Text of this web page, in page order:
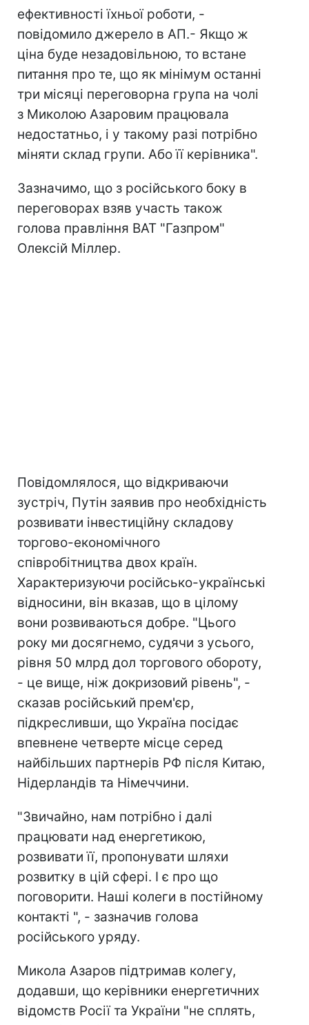
ефективності їхньої роботи, -
повідомило джерело в АП.- Якщо ж
ціна буде незадовільною, то встане
питання про те, що як мінімум останні
три місяці переговорна група на чолі
з Миколою Азаровим працювала
недостатньо, і у такому разі потрібно
міняти склад групи. Або її керівника".
Зазначимо, що з російського боку в
переговорах взяв участь також
голова правління ВАТ "Газпром"
Олексій Міллер.
Повідомлялося, що відкриваючи
зустріч, Путін заявив про необхідність
розвивати інвестиційну складову
торгово-економічного
співробітництва двох країн.
Характеризуючи російсько-українські
відносини, він вказав, що в цілому
вони розвиваються добре. "Цього
року ми досягнемо, судячи з усього,
рівня 50 млрд дол торгового обороту,
- це вище, ніж докризовий рівень", -
сказав російський прем'єр,
підкресливши, що Україна посідає
впевнене четверте місце серед
найбільших партнерів РФ після Китаю,
Нідерландів та Німеччини.
"Звичайно, нам потрібно і далі
працювати над енергетикою,
розвивати її, пропонувати шляхи
розвитку в цій сфері. І є про що
поговорити. Наші колеги в постійному
контакті ", - зазначив голова
російського уряду.
Микола Азаров підтримав колегу,
додавши, що керівники енергетичних
відомств Росії та України "не сплять,